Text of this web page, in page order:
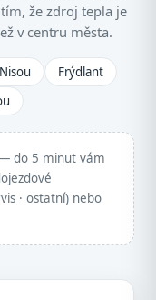
že zdroj tepla je
v centru města.
Frýdlant
do 5 minut vám
· ostatní) nebo